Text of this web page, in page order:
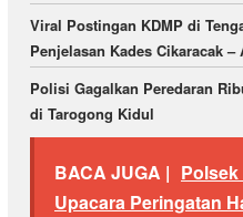
Viral Postingan KDMP di
Penjelasan Kades Cikaracak –
Polisi Gagalkan Peredaran
di Tarogong Kidul
BACA JUGA |
Upacara Peringatan